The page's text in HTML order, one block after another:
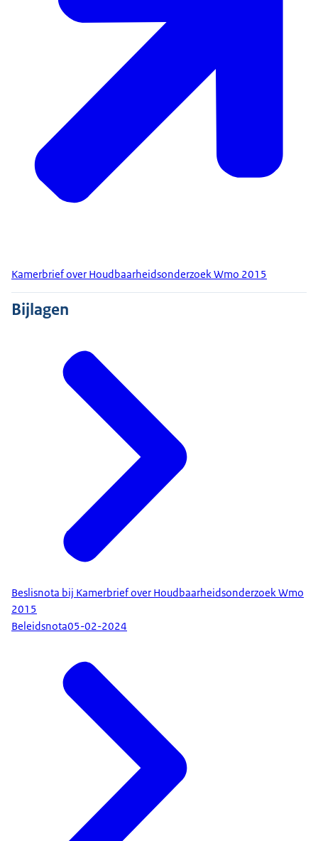
Kamerbrief over Houdbaarheidsonderzoek Wmo 2015
Bijlagen
Beslisnota bij Kamerbrief over Houdbaarheidsonderzoek Wmo
2015
Beleidsnota05-02-2024